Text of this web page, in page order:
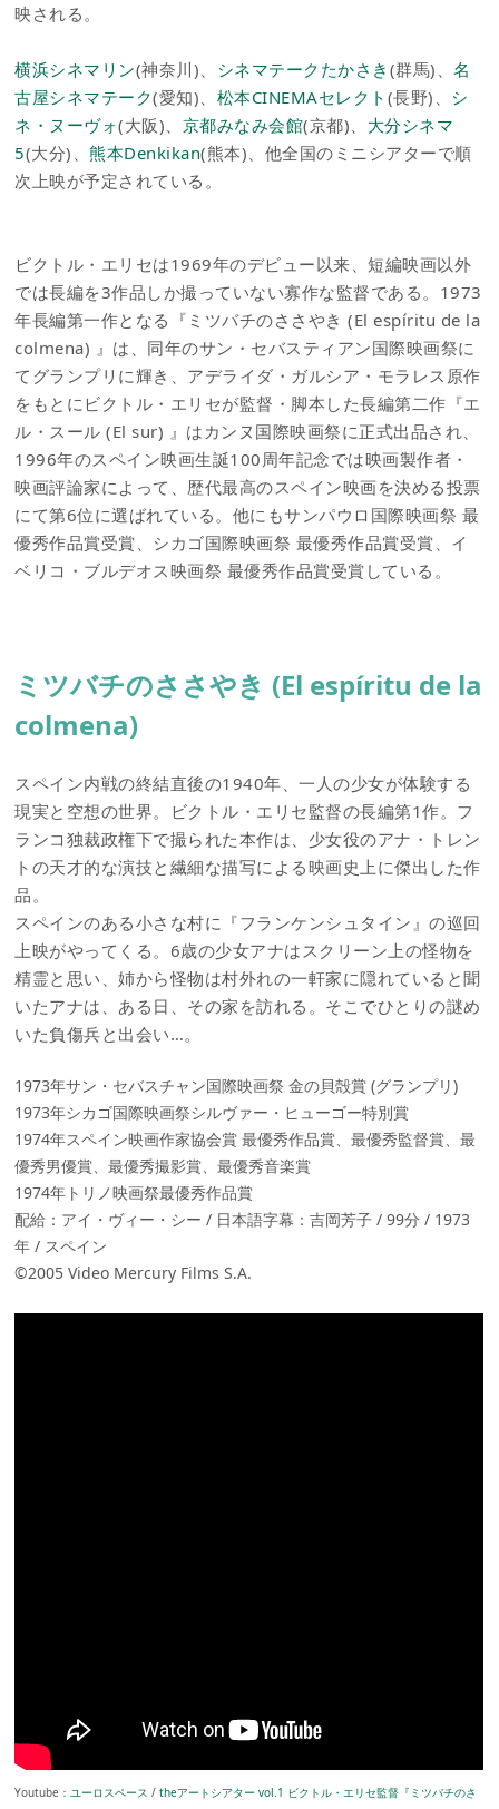
映される。
横浜シネマリン(神奈川)、 シネマテークたかさき (群馬)、名
古屋シネマテーク(愛知)、 松本CINEMAセレクト (長野)、 シ
ネ・ヌーヴォ(大阪)、 京都みなみ会館(京都)、 大分シネマ
5(大分)、熊本Denkikan(熊本)、他全国のミニシアターで順
次上映が予定されている。
ビクトル・エリセは1969年のデビュー以来、短編映画以外
では長編を3作品しか撮っていない寡作な監督である。1973
年長編第一作となる『ミツバチのささやき (El espíritu de la
colmena) 』は、同年のサン・セバスティアン国際映画祭に
てグランプリに輝き、アデライダ・ガルシア・モラレス原作
をもとにビクトル・エリセが監督・脚本した長編第二作『エ
ル・スール (El sur) 』はカンヌ国際映画祭に正式出品され、
1996年のスペイン映画生誕100周年記念では映画製作者・
映画評論家によって、歴代最高のスペイン映画を決める投票
にて第6位に選ばれている。他にもサンパウロ国際映画祭 最
優秀作品賞受賞、シカゴ国際映画祭 最優秀作品賞受賞、イ
ベリコ・ブルデオス映画祭 最優秀作品賞受賞している。
ミツバチのささやき (El espíritu de la
colmena)
スペイン内戦の終結直後の1940年、一人の少女が体験する
現実と空想の世界。ビクトル・エリセ監督の長編第1作。フ
ランコ独裁政権下で撮られた本作は、少女役のアナ・トレン
トの天才的な演技と繊細な描写による映画史上に傑出した作
品。
スペインのある小さな村に『フランケンシュタイン』の巡回
上映がやってくる。6歳の少女アナはスクリーン上の怪物を
精霊と思い、姉から怪物は村外れの一軒家に隠れていると聞
いたアナは、ある日、その家を訪れる。そこでひとりの謎め
いた負傷兵と出会い…。
1973年サン・セバスチャン国際映画祭 金の貝殻賞 (グランプリ)
1973年シカゴ国際映画祭シルヴァー・ヒューゴー特別賞
1974年スペイン映画作家協会賞 最優秀作品賞、最優秀監督賞、最
優秀男優賞、最優秀撮影賞、最優秀音楽賞
1974年トリノ映画祭最優秀作品賞
配給：アイ・ヴィー・シー / 日本語字幕：吉岡芳子 / 99分 / 1973
年 / スペイン
©2005 Video Mercury Films S.A.
Youtube：ユーロスペース /theアートシアター vol.1 ビクトル・エリセ監督『ミツバチのさ